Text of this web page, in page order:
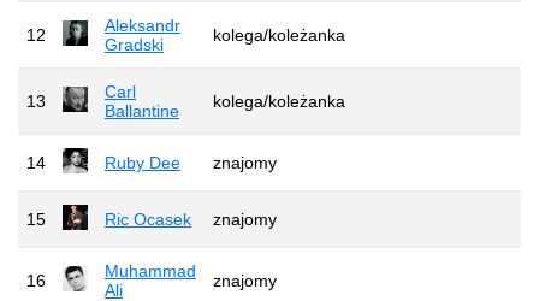
12
Aleksandr
Gradski
kolega/koleżanka
13
Carl
Ballantine
kolega/koleżanka
14 Ruby Dee znajomy
15 Ric Ocasek znajomy
16
Muhammad
Ali
znajomy